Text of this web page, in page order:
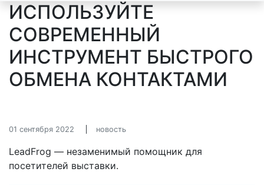
ИСПОЛЬЗУЙТЕ
СОВРЕМЕННЫЙ
ИНСТРУМЕНТ БЫСТРОГО
ОБМЕНА КОНТАКТАМИ
01 сентября 2022 новость
LeadFrog — незаменимый помощник для
посетителей выставки.